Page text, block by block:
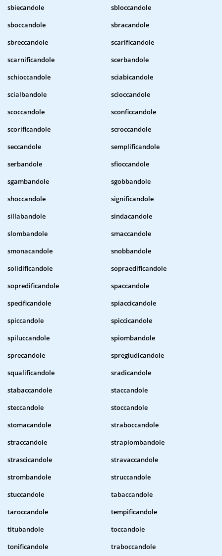
sbiecandole
sbloccandole
sboccandole
sbracandole
sbreccandole
scarificandole
scarnificandole
scerbandole
schioccandole
sciabicandole
scialbandole
scioccandole
scoccandole
sconficcandole
scorificandole
scroccandole
seccandole
semplificandole
serbandole
sfioccandole
sgambandole
sgobbandole
shoccandole
significandole
sillabandole
sindacandole
slombandole
smaccandole
smonacandole
snobbandole
solidificandole
sopraedificandole
sopredificandole
spaccandole
specificandole
spiaccicandole
spiccandole
spiccicandole
spiluccandole
spiombandole
sprecandole
spregiudicandole
squalificandole
sradicandole
stabaccandole
staccandole
steccandole
stoccandole
stomacandole
straboccandole
straccandole
strapiombandole
strascicandole
stravaccandole
strombandole
struccandole
stuccandole
tabaccandole
taroccandole
tempificandole
titubandole
toccandole
tonificandole
traboccandole